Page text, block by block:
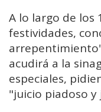
A lo largo de los
festividades,
acudirá a la
especiales,
"juicio piadoso y